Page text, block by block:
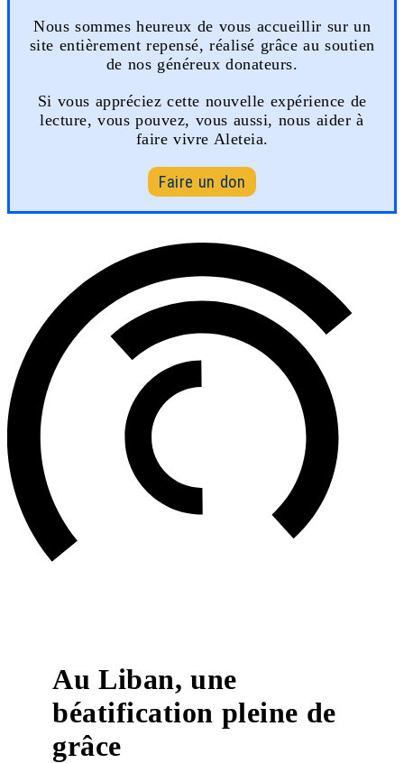
Nous sommes heureux de vous accueillir sur un
site entièrement repensé, réalisé grâce au soutien
de nos généreux donateurs.
Si vous appréciez cette nouvelle expérience de
lecture, vous pouvez, vous aussi, nous aider à
faire vivre Aleteia.
Faire un don
Au Liban, une
béatification pleine de
grâce